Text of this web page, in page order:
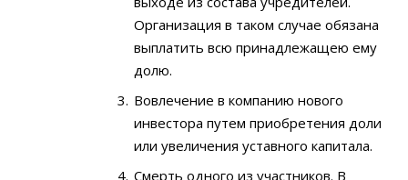
Организация в таком случае обязана
выплатить всю принадлежащею ему
долю.
Вовлечение в компанию нового
инвестора путем приобретения доли
или увеличения уставного капитала.
Смерть одного из участников. В